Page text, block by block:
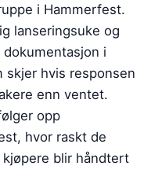
i Hammerfest.
lanseringsuke og
i
skjer hvis responsen
enn ventet.
opp
hvor raskt de
blir håndtert